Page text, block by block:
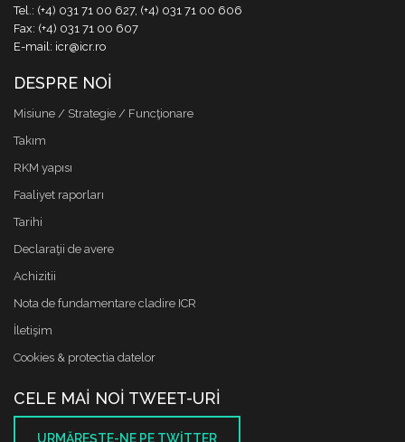
Tel.: (+4) 031 71 00 627, (+4) 031 71 00 606
Fax: (+4) 031 71 00 607
E-mail: icr@icr.ro
DESPRE NOI
Misiune / Strategie / Funcţionare
Takım
RKM yapısı
Faaliyet raporları
Tarihi
Declaraţii de avere
Achizitii
Nota de fundamentare cladire ICR
İletişim
Cookies & protectia datelor
CELE MAI NOI TWEET-URI
URMĂREŞTE-NE PE TWITTER